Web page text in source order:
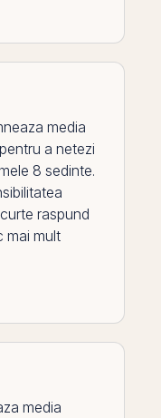
media
a netezi
8 sedinte.
raspund
mai mult
media